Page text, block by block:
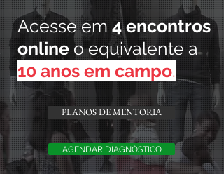
Acesse em 4 encontros
online o equivalente a
10 anos em campo.
PLANOS DE MENTORIA
AGENDAR DIAGNÓSTICO